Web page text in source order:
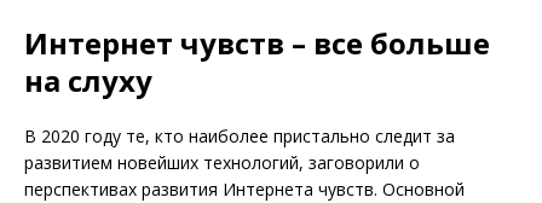
Интернет чувств – все больше
на слуху
В 2020 году те, кто наиболее пристально следит за
развитием новейших технологий, заговорили о
перспективах развития Интернета чувств. Основной